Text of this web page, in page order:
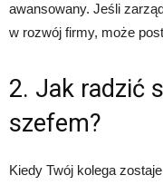
awansowany. Jeśli
w rozwój firmy, może
2. Jak radzić
szefem?
Kiedy Twój kolega